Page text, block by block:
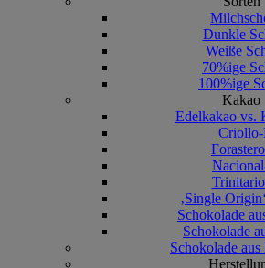
Dunkle
Weiße
70%ige
100%ige
Kakao
Edelkakao vs.
‚Single
Schokolade
Schokolade
Schokolade aus